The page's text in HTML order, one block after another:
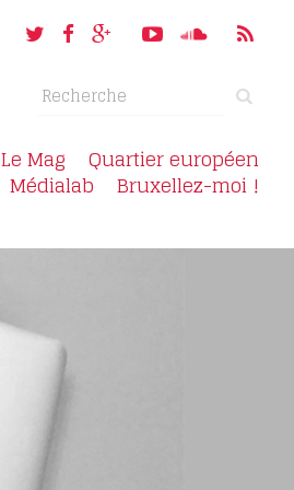
Le Mag Quartier européen
Médialab Bruxellez-moi !